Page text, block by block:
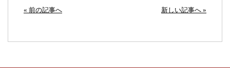
« 前の記事へ 新しい記事へ »